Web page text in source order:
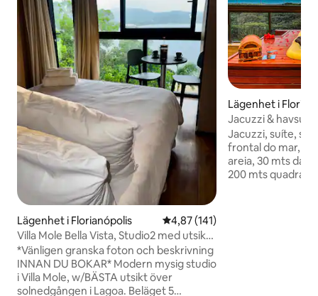
Lägenhet i Florianópolis 4,87 av 5 i genomsnittligt
4,87 (141)
Villa Mole Bella Vista, Studio2 med utsikt /
Jacuzzi / BBQ
*Vänligen granska foton och beskrivning
INNAN DU BOKAR* Modern mysig studio
i Villa Mole, w/BÄSTA utsikt över
solnedgången i Lagoa. Beläget 5
Lägenhet i
Jacuzzi &
sanden 3 sviter
Jacuzzi, suíte,
frontal do mar,
areia, 30 mts da
200 mts